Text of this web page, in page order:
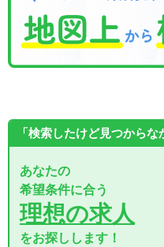
「検索したけど見つからな
あなたの
希望条件に合う
理想の求人
をお探しします！